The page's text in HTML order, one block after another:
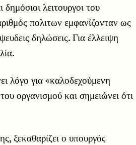
λειτουργοι του
πολιτων εμφανίζονταν ως
δηλώσεις. Για έλλειψη
για «καλοδεχούμενη
οργανισμού και σημειώνει ότι
ξεκαθαρίζει ο υπουργός